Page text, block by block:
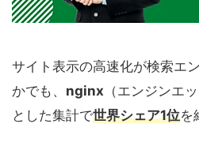
サイト表示の高速化が検索エ
かでも、 nginx （エンジンエ
とした集計で世界シェア1位を